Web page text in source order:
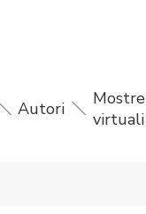
Autori
Mostre
virtuali